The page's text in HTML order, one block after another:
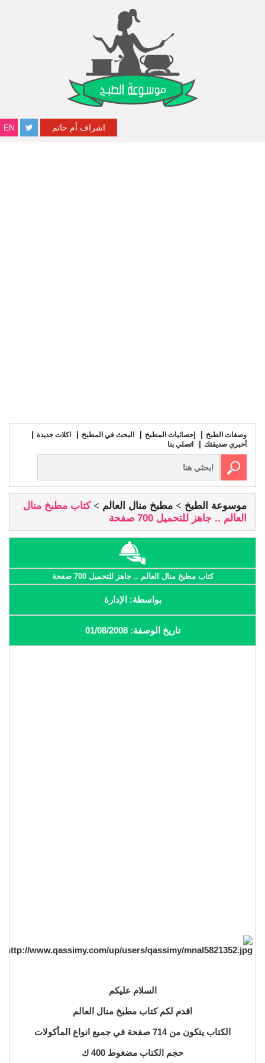
EN اشراف أم حاتم
وصفات الطبخ إحصائيات المطبخ البحث في المطبخ
اكلات جديدة
أخبري صديقتك
اتصلي بنا
موسوعة الطبخ مطبخ منال العالم
كتاب مطبخ منال
العالم .. جاهز للتحميل 700 صفحة
كتاب مطبخ منال العالم .. جاهز للتحميل 700 صفحة
بواسطة: الإدارة
تاريخ الوصفة: 01/08/2008
السلام عليكم
اقدم لكم كتاب مطبخ منال العالم
الكتاب يتكون من 714 صفحة في جميع انواع المأكولات
حجم الكتاب مضغوط 400 ك